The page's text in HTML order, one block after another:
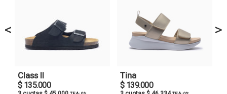
<
Class II
$ 135.000
Tina
$ 139.000
>